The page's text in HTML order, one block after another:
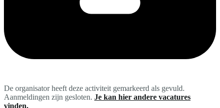
De organisator heeft deze activiteit gemarkeerd als gevuld.
Aanmeldingen zijn gesloten. Je kan hier andere vacatures
vinden.